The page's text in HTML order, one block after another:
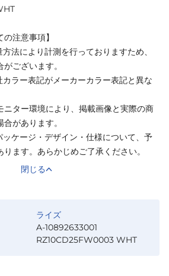
注意事項】
法により計測を行っておりますため、
ございます。
ラー表記がメーカーカラー表記と異な
ター環境により、掲載画像と実際の商
があります。
ケージ・デザイン・仕様について、予
ます。あらかじめご了承ください。
閉じる
ライズ
A-10892633001
RZ10CD25FW0003 WHT